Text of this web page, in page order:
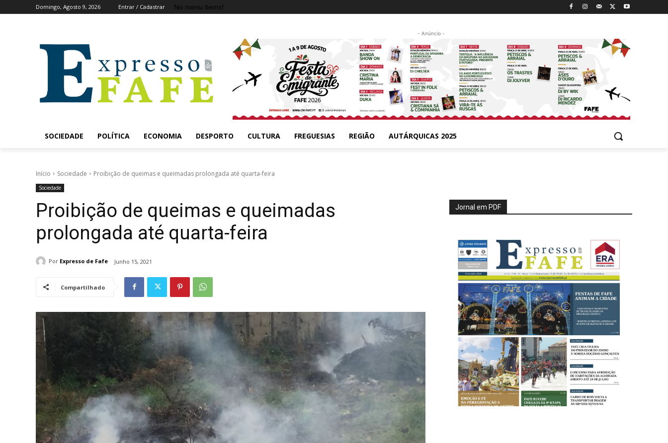
Domingo, Agosto 9, 2026 Entrar / Cadastrar No menu items!
- Anúncio -
SOCIEDADE POLÍTICA ECONOMIA DESPORTO CULTURA FREGUESIAS REGIÃO AUTÁRQUICAS 2025
Início Sociedade Proibição de queimas e queimadas prolongada até quarta-feira
Sociedade
Proibição de queimas e queimadas
prolongada até quarta-feira
Por Expresso de Fafe Junho 15, 2021
Compartilhado
Jornal em PDF